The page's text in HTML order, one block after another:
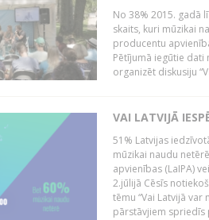
No 38% 2015. gadā
skaits, kuri mūzikai
producentu
Pētījumā iegūtie dati
organizēt diskusiju
VAI LATVIJĀ
51% Latvijas
mūzikai naudu
apvienības (LaIPA)
2.jūlijā Cēsīs
tēmu “Vai Latvijā
pārstāvjiem spriedīs